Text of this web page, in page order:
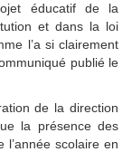
éducatif de la
et dans la loi
l’a si clairement
publié le
de la direction
la présence des
l’année scolaire en